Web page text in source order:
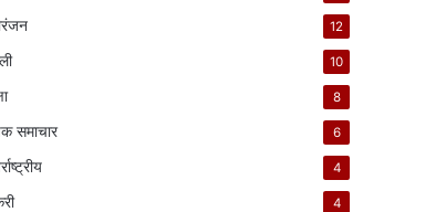
12
10
8
समाचार 6
4
4